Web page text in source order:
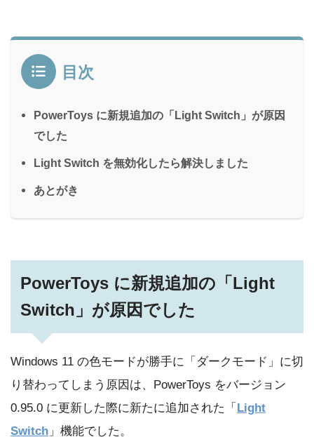
目次
PowerToys に新規追加の「Light Switch」が原因
でした
Light Switch を無効化したら解決しました
あとがき
PowerToys に新規追加の「Light
Switch」が原因でした
Windows 11 の色モードが勝手に「ダークモード」に切
り替わってしまう原因は、PowerToys をバージョン
0.95.0 に更新した際に新たに追加された「 Light
Switch 」機能でした。